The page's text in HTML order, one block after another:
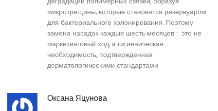
микротрещины, которые становятся резервуаром
для бактериального колонирования. Поэтому
замена насадок каждые шесть месяцев - это не
маркетинговый ход, а гигиеническая
необходимость, подтвержденная
дерматологическими стандартами.
Оксана Яцунова